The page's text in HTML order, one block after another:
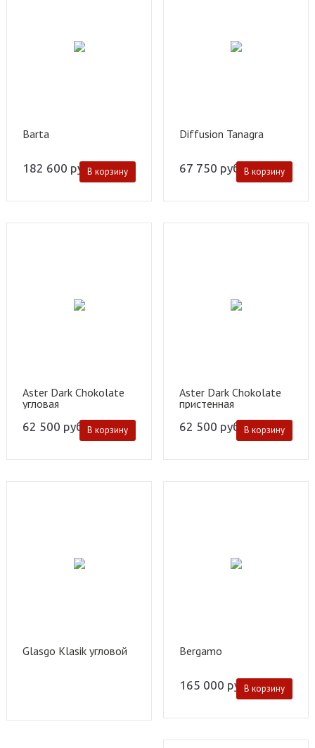
Barta
182 600 руб.В корзину
Diffusion Tanagra
67 750 руб. В корзину
Aster Dark Chokolate
угловая
62 500 руб. В корзину
Aster Dark Chokolate
пристенная
62 500 руб. В корзину
Glasgo Klasik угловой Bergamo
165 000 руб.В корзину